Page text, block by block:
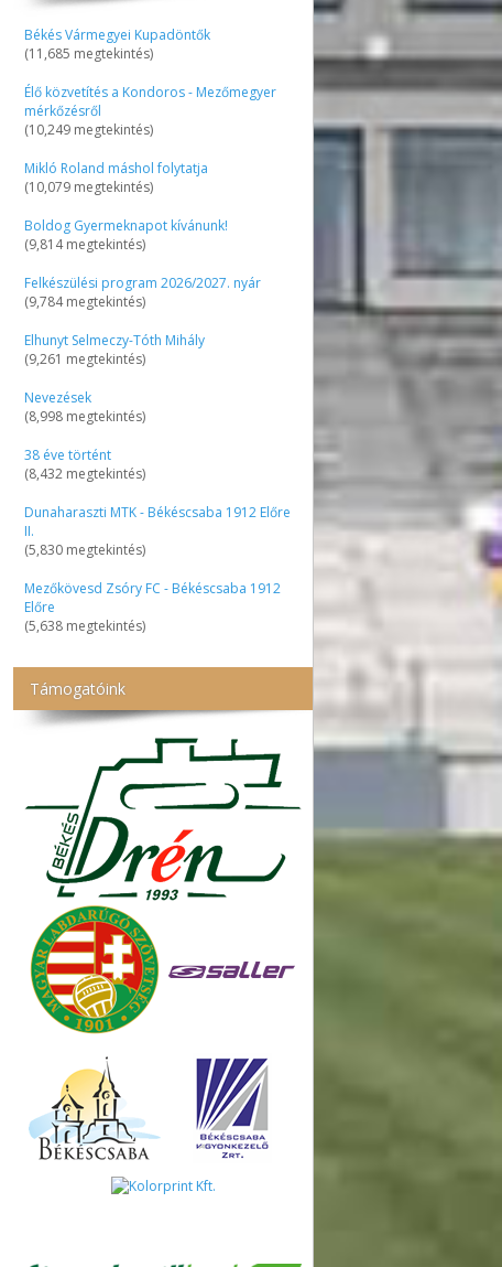
Békés Vármegyei Kupadöntők
(11,685 megtekintés)
Élő közvetítés a Kondoros - Mezőmegyer
mérkőzésről
(10,249 megtekintés)
Mikló Roland máshol folytatja
(10,079 megtekintés)
Boldog Gyermeknapot kívánunk!
(9,814 megtekintés)
Felkészülési program 2026/2027. nyár
(9,784 megtekintés)
Elhunyt Selmeczy-Tóth Mihály
(9,261 megtekintés)
Nevezések
(8,998 megtekintés)
38 éve történt
(8,432 megtekintés)
Dunaharaszti MTK - Békéscsaba 1912 Előre
II.
(5,830 megtekintés)
Mezőkövesd Zsóry FC - Békéscsaba 1912
Előre
(5,638 megtekintés)
Támogatóink